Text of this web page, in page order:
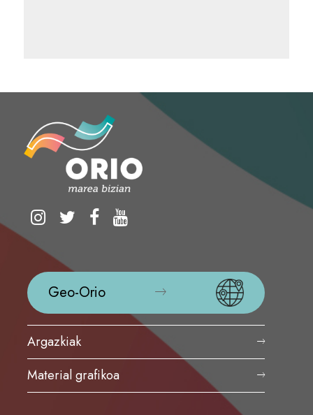
Geo-Orio
Argazkiak
Material grafikoa